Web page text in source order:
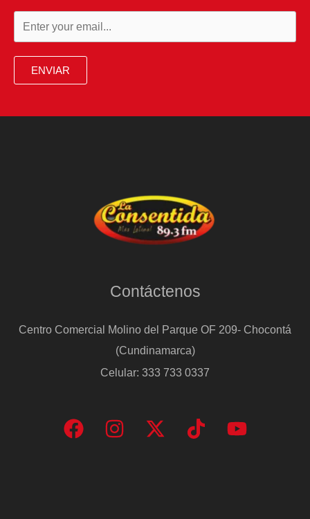
ENVIAR
Contáctenos
Centro Comercial Molino del Parque OF 209- Chocontá
(Cundinamarca)
Celular: 333 733 0337